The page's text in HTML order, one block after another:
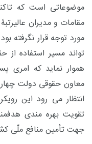
موضوعاتی است که
مقامات و مدیران
مورد توجه قرار نگرفته
تواند مسیر استفاده از
هموار نماید که امری
معاون حقوقی دولت
انتظار می رود این
تقویت بهره مندی
جهت تأمین منافع ملّی